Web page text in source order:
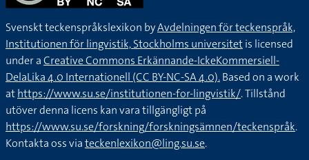
Svenskt teckenspråkslexikon byAvdelningen för teckenspråk,
Institutionen för lingvistik, Stockholms universitetis licensed
under aCreative Commons Erkännande-IckeKommersiell-
DelaLika 4.0 Internationell (CC BY-NC-SA 4.0).Based on a work
athttps://www.su.se/institutionen-for-lingvistik/. Tillstånd
utöver denna licens kan vara tillgängligt på
https://www.su.se/forskning/forskningsämnen/teckenspråk.
Kontakta oss viateckenlexikon@ling.su.se.